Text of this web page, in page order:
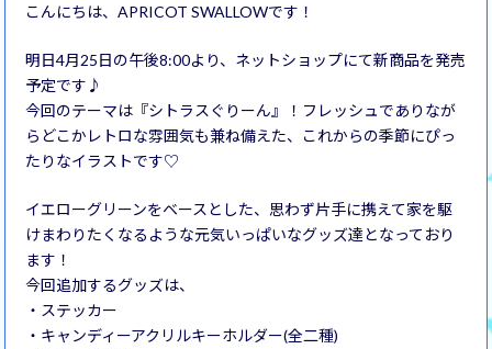
こんにちは、APRICOT SWALLOWです！
明日4月25日の午後8:00より、ネットショップにて新商品を発売
予定です♪
今回のテーマは『シトラスぐりーん』！フレッシュでありなが
らどこかレトロな雰囲気も兼ね備えた、これからの季節にぴっ
たりなイラストです♡
イエローグリーンをベースとした、思わず片手に携えて家を駆
けまわりたくなるような元気いっぱいなグッズ達となっており
ます！
今回追加するグッズは、
・ステッカー
・キャンディーアクリルキーホルダー(全二種)